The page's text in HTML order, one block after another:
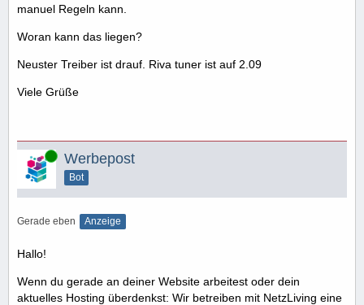
manuel Regeln kann.
Woran kann das liegen?
Neuster Treiber ist drauf. Riva tuner ist auf 2.09
Viele Grüße
Online Werbepost
Bot
Gerade eben Anzeige
Hallo!
Wenn du gerade an deiner Website arbeitest oder dein
aktuelles Hosting überdenkst: Wir betreiben mit NetzLiving eine